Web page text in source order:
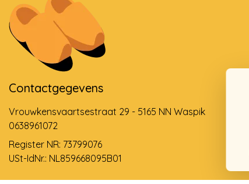
Contactgegevens
Vrouwkensvaartsestraat 29 - 5165 NN Waspik
0638961072
Register NR: 73799076
USt-IdNr.: NL859668095B01